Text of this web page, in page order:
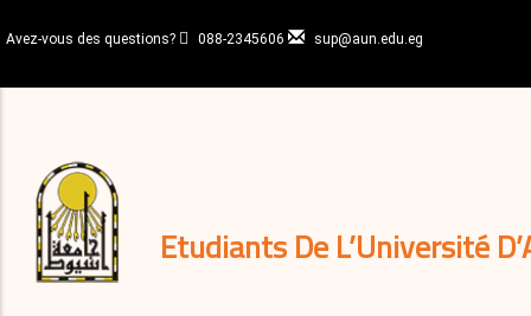
au
principal
Avez-vous des questions? 088-2345606 sup@aun.edu.eg
Etudiants De L’Université
décisions
Expatriés
Journal